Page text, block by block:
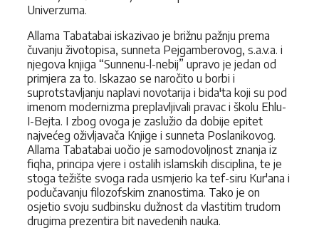
Univerzuma.
Allama Tabatabai iskazivao je brižnu pažnju prema
čuvanju životopisa, sunneta Pejgamberovog, s.a.v.a. i
njegova knjiga “Sunnenu-l-nebij” upravo je jedan od
primjera za to. Iskazao se naročito u borbi i
suprotstavljanju naplavi novotarija i bida'ta koji su pod
imenom modernizma preplavljivali pravac i školu Ehlu-
I-Bejta. I zbog ovoga je zaslužio da dobije epitet
najvećeg oživljavača Knjige i sunneta Poslanikovog.
Allama Tabatabai uočio je samodovoljnost znanja iz
fiqha, principa vjere i ostalih islamskih disciplina, te je
stoga težište svoga rada usmjerio ka tef-siru Kur'ana i
podučavanju filozofskim znanostima. Tako je on
osjetio svoju sudbinsku dužnost da vlastitim trudom
drugima prezentira bit navedenih nauka.